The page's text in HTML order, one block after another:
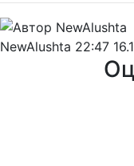
NewAlushta 22:47